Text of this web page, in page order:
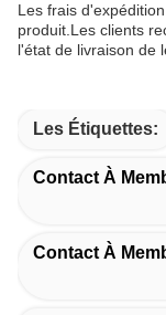
Les frais
produit.Les clients
l'état de livraison de
Les Étiquettes:
Contact À
Contact À